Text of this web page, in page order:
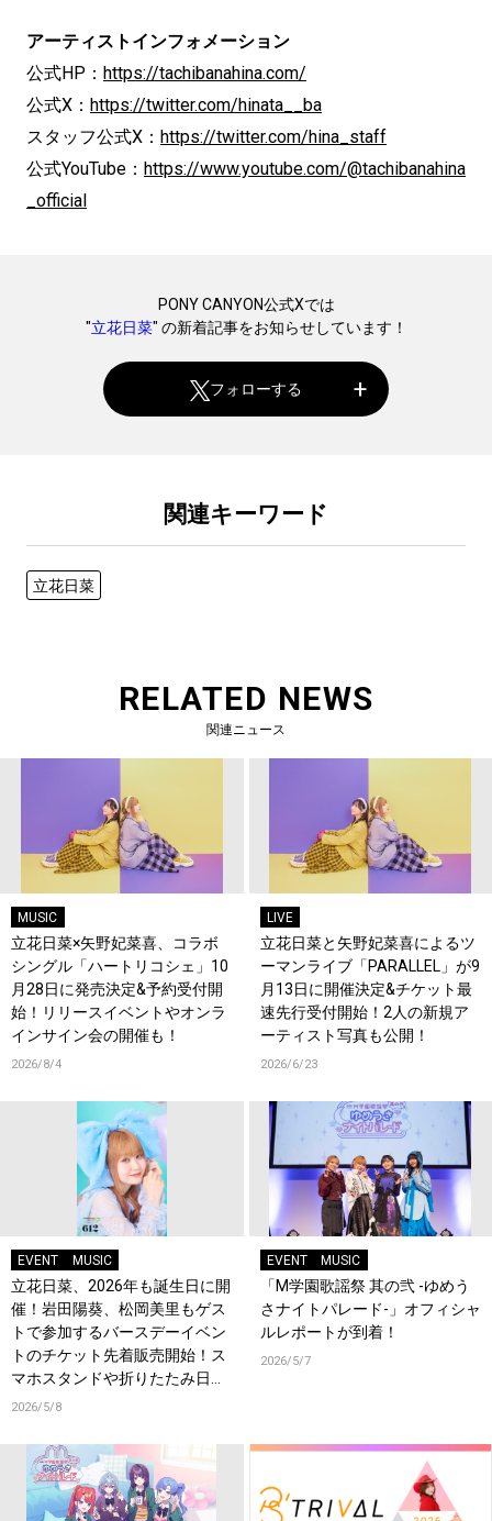
アーティストインフォメーション
公式HP： https://tachibanahina.com/
公式X： https://twitter.com/hinata__ba
スタッフ公式X： https://twitter.com/hina_staff
公式YouTube： https://www.youtube.com/@tachibanahina
_official
PONY CANYON公式Xでは
"立花日菜" の新着記事をお知らせしています！
フォローする
関連キーワード
立花日菜
RELATED NEWS
関連ニュース
MUSIC
立花日菜×矢野妃菜喜、コラボ
シングル「ハートリコシェ」10
月28日に発売決定&予約受付開
始！リリースイベントやオンラ
インサイン会の開催も！
2026/8/4
LIVE
立花日菜と矢野妃菜喜によるツ
ーマンライブ「PARALLEL」が9
月13日に開催決定&チケット最
速先行受付開始！2人の新規ア
ーティスト写真も公開！
2026/6/23
EVENT MUSIC
立花日菜、2026年も誕生日に開
催！岩田陽葵、松岡美里もゲス
トで参加するバースデーイベン
トのチケット先着販売開始！ス
マホスタンドや折りたたみ日傘
などオリジナルグッズ販売決
2026/5/8
EVENT MUSIC
「M学園歌謡祭 其の弐 -ゆめう
さナイトパレード-」オフィシャ
ルレポートが到着！
2026/5/7